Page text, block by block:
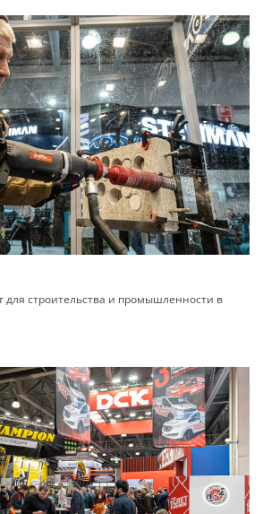
для строительства и промышленности в